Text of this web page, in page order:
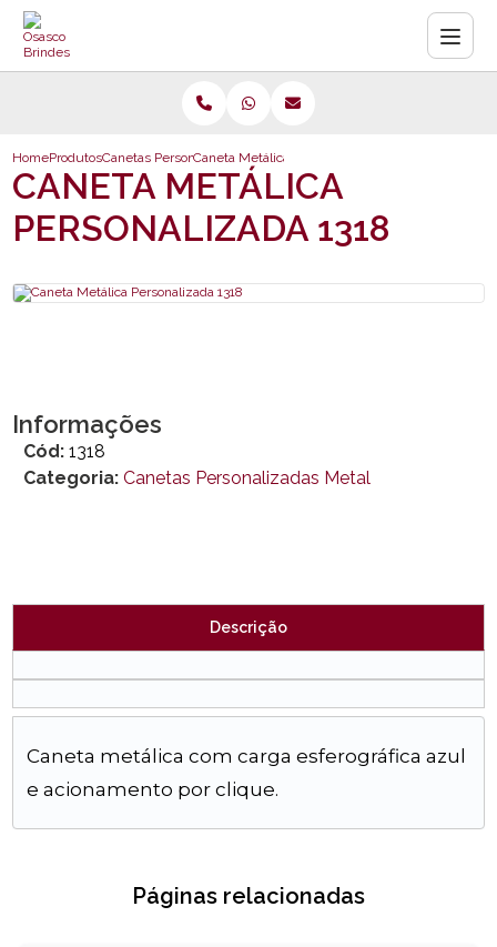
HomeProdutosCanetas Personalizadas MetalCaneta Metálica Personalizada 1318
CANETA METÁLICA
PERSONALIZADA 1318
Informações
Cód: 1318
Categoria: Canetas Personalizadas Metal
Descrição
Caneta metálica com carga esferográfica azul
e acionamento por clique.
Páginas relacionadas